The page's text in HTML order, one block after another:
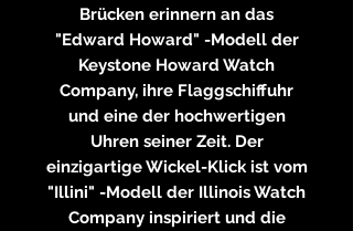
Brücken erinnern an das
"Edward Howard" -Modell der
Keystone Howard Watch
Company, ihre Flaggschiffuhr
und eine der hochwertigen
Uhren seiner Zeit. Der
einzigartige Wickel-Klick ist vom
"Illini" -Modell der Illinois Watch
Company inspiriert und die